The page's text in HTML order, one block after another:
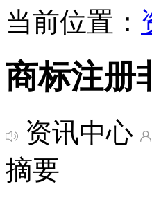
当前位置：
商标注册
资讯中心
摘要